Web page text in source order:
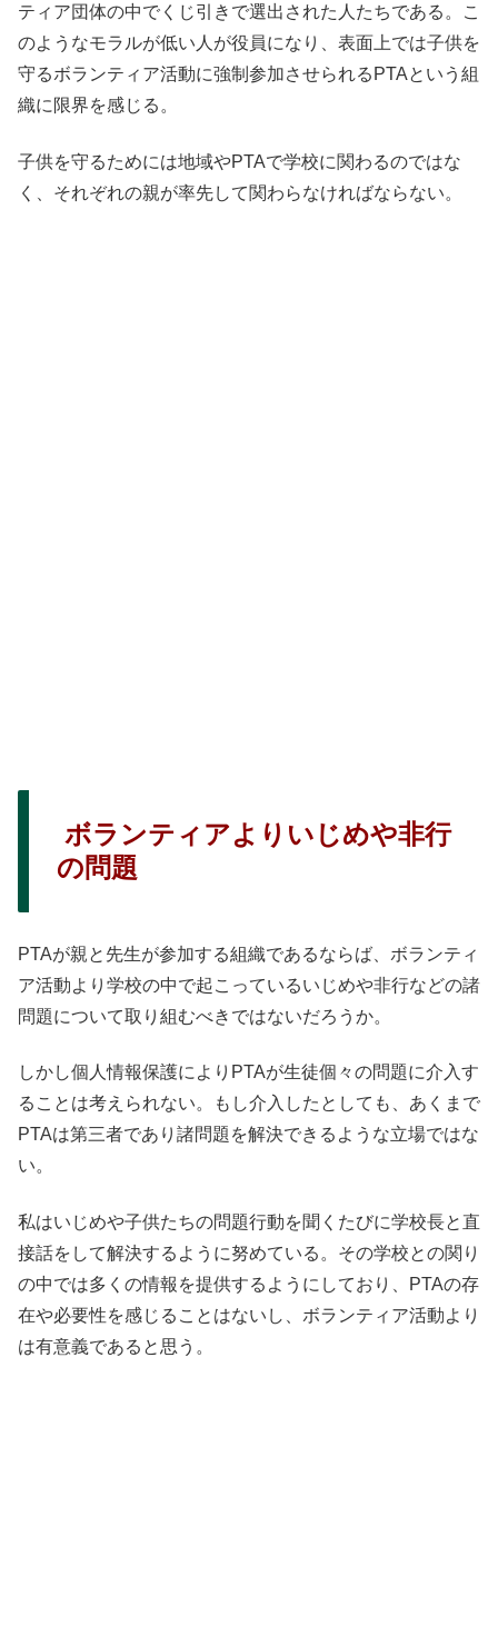
ティア団体の中でくじ引きで選出された人たちである。こ
のようなモラルが低い人が役員になり、表面上では子供を
守るボランティア活動に強制参加させられるPTAという組
織に限界を感じる。
子供を守るためには地域やPTAで学校に関わるのではな
く、それぞれの親が率先して関わらなければならない。
ボランティアよりいじめや非行
の問題
PTAが親と先生が参加する組織であるならば、ボランティ
ア活動より学校の中で起こっているいじめや非行などの諸
問題について取り組むべきではないだろうか。
しかし個人情報保護によりPTAが生徒個々の問題に介入す
ることは考えられない。もし介入したとしても、あくまで
PTAは第三者であり諸問題を解決できるような立場ではな
い。
私はいじめや子供たちの問題行動を聞くたびに学校長と直
接話をして解決するように努めている。その学校との関り
の中では多くの情報を提供するようにしており、PTAの存
在や必要性を感じることはないし、ボランティア活動より
は有意義であると思う。